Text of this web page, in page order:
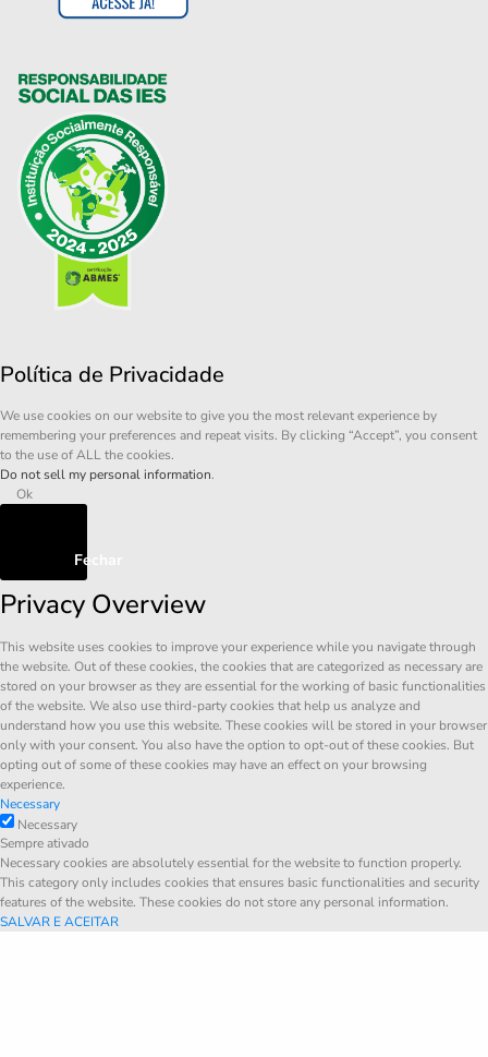
Política de Privacidade
We use cookies on our website to give you the most relevant experience by
remembering your preferences and repeat visits. By clicking “Accept”, you consent
to the use of ALL the cookies.
Do not sell my personal information.
Ok
Fechar
Privacy Overview
This website uses cookies to improve your experience while you navigate through
the website. Out of these cookies, the cookies that are categorized as necessary are
stored on your browser as they are essential for the working of basic functionalities
of the website. We also use third-party cookies that help us analyze and
understand how you use this website. These cookies will be stored in your browser
only with your consent. You also have the option to opt-out of these cookies. But
opting out of some of these cookies may have an effect on your browsing
experience.
Necessary
Necessary
Sempre ativado
Necessary cookies are absolutely essential for the website to function properly.
This category only includes cookies that ensures basic functionalities and security
features of the website. These cookies do not store any personal information.
SALVAR E ACEITAR